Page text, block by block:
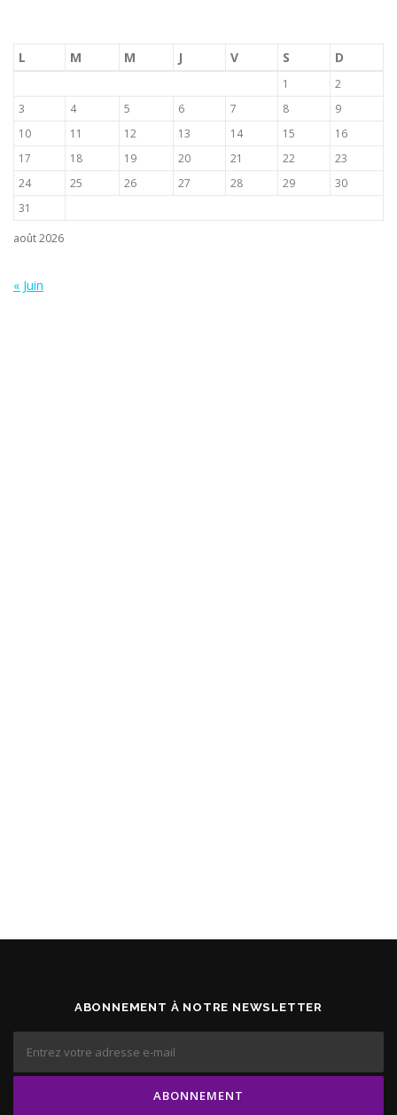
août 2026
L M M J V S D
1
2
3
4 5 6 7 8
9
10
11 12 13 14 15
16
17
18 19 20 21 22
23
24
25 26 27 28 29
30
31
« Juin
ABONNEMENT À NOTRE NEWSLETTER